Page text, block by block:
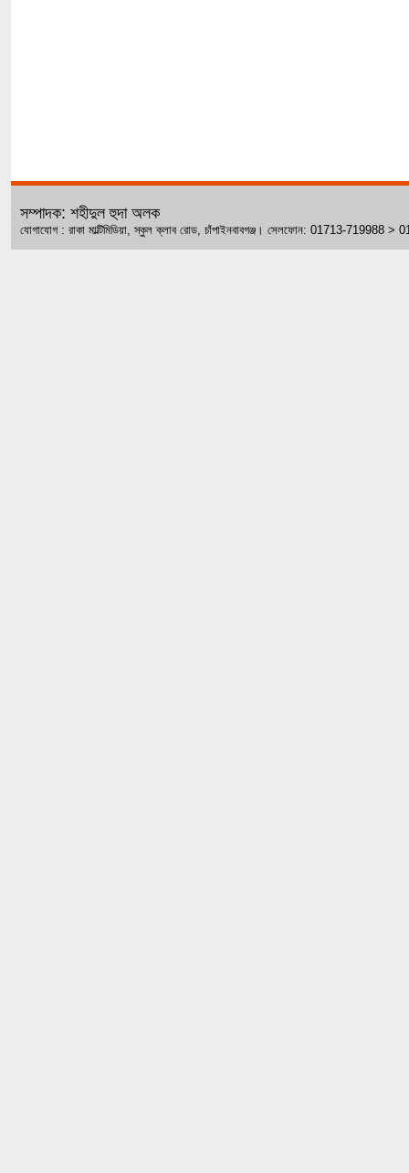
সম্পাদক: শহীদুল হুদা অলক
যোগাযোগ : রাকা মাল্টিমিডিয়া, স্কুল ক্লাব রোড, চাঁপাইনবাবগঞ্জ। সেলফোন: 01713-